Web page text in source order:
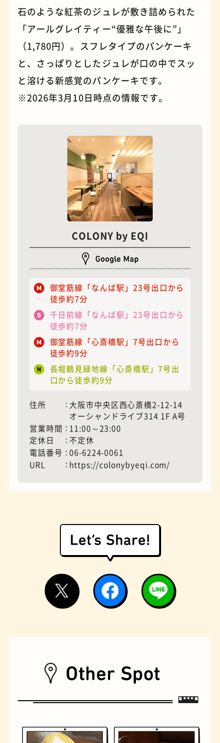
占い 蕎麦
石窯ピザ
モーニング フィギュアショップ
石のような紅茶のジュレが敷き詰められた
「アールグレイティー“優雅な午後に”」
（1,780円）。スフレタイプのパンケーキ
と、さっぱりとしたジュレが口の中でスッ
と溶ける新感覚のパンケーキです。
※2026年3月10日時点の情報です。
COLONY by EQI
御堂筋線「なんば駅」23号出口から
徒歩約7分
千日前線「なんば駅」23号出口から
徒歩約7分
御堂筋線「心斎橋駅」7号出口から
徒歩約9分
長堀鶴見緑地線「心斎橋駅」7号出
口から徒歩約9分
住所
大阪市中央区西心斎橋2-12-14
オーシャンドライブ314 1F A号
営業時間
11:00～23:00
定休日
不定休
電話番号
06-6224-0061
URL
https://colonybyeqi.com/